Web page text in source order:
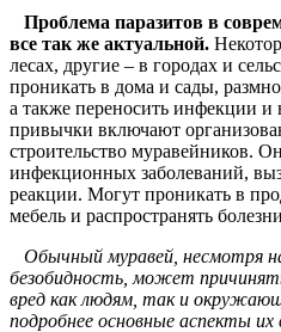
Проблема паразитов в
все так же актуальной.
лесах, другие – в городах и
проникать в дома и сады,
а также переносить инфекции
привычки включают
строительство муравейников.
инфекционных заболеваний,
реакции. Могут проникать в
мебель и распространять
Обычный муравей, несмотря
безобидность, может
вред как людям, так и
подробнее основные аспекты их